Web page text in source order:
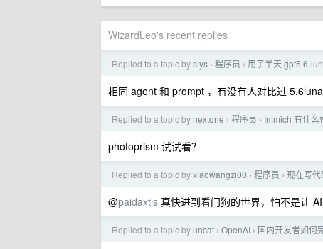
WizardLeo's recent replies
Replied to a topic bysiys › 程序员 › 用了半天 gpt5.6-
相同 agent 和 prompt ，有没有人对比过
Replied to a topic by nextone › 程序员 › Immich 有什么
photoprism 试试看？
Replied to a topic byxiaowangzi00 › 程序员 › 现在写
@paidaxtis 真快进到看门狗的世界，怕不是让
Replied to a topic byuncat › OpenAI › 国内开发者如何